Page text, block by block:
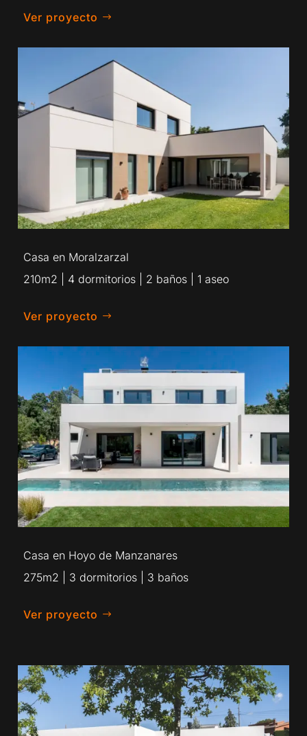
Ver proyecto
Casa en Moralzarzal
210m2 | 4 dormitorios | 2 baños | 1 aseo
Ver proyecto
Casa en Hoyo de Manzanares
275m2 | 3 dormitorios | 3 baños
Ver proyecto